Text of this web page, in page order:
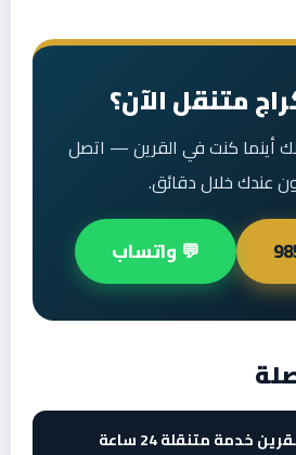
متنقل الآن؟
كنت في القرين — اتصل
عندك خلال دقائق.
💬 واتساب
خدمة متنقلة 24 ساعة